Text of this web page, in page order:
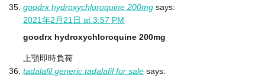
goodrx hydroxychloroquine 200mg says:
2021年2月21日 at 3:57 PM
goodrx hydroxychloroquine 200mg
上顎即時負荷
tadalafil generic tadalafil for sale says: